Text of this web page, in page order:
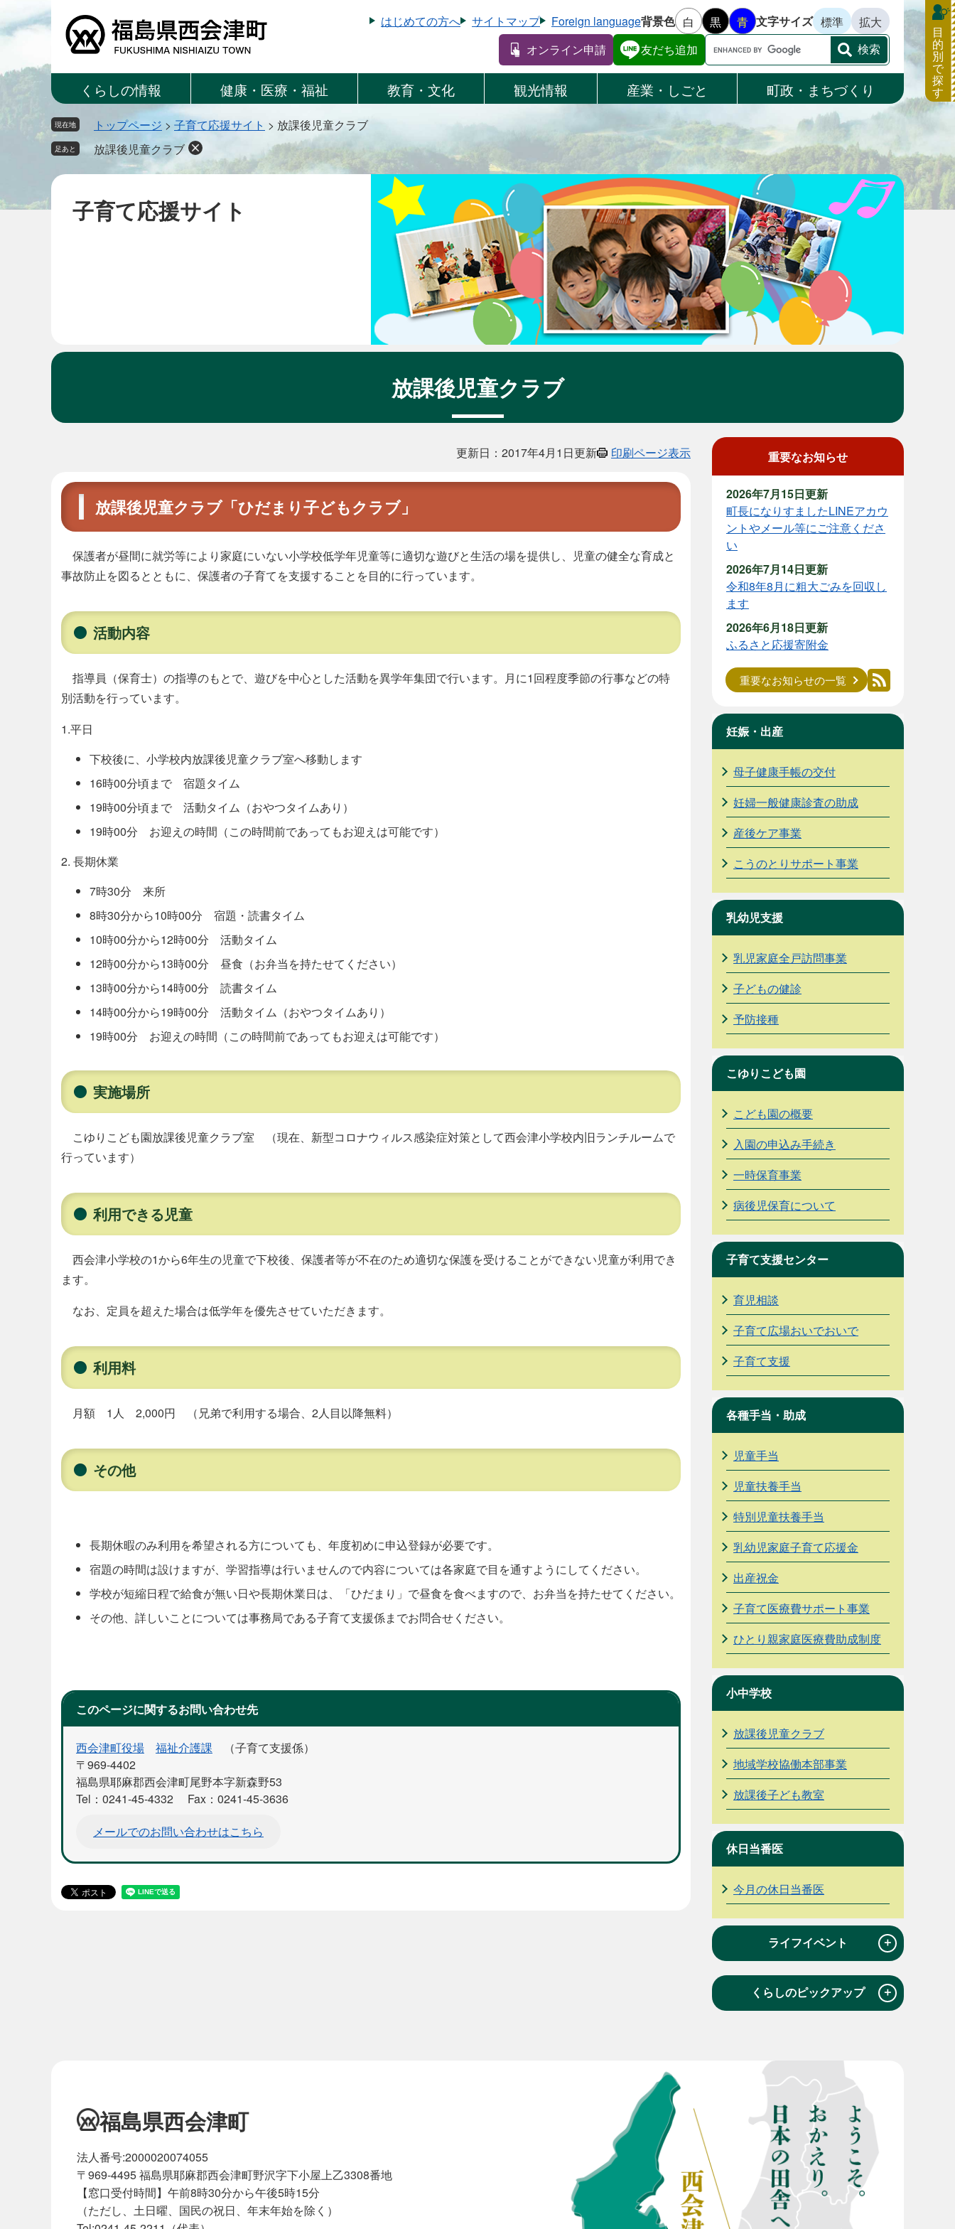
ー
ジ
先
す。
ニ
ュ
を
し
へ
はじめての方へ サイトマップ Foreign language背景色 白 黒 青 文字サイズ 標準
拡大
オンライン申請
友だち追加
Google
カ
ス
検
索
くらしの情報 健康・医療・福祉 教育・文化 観光情報 産業・しごと 町政・まちづくり
目
的
別
で
探
す
現在地 トップページ > 子育て応援サイト > 放課後児童クラブ
足あと 放課後児童クラブ
子育て応援サイト
放課後児童クラブ
更新日：2017年4月1日更新 印刷ページ表示
放課後児童クラブ「ひだまり子どもクラブ」
保護者が昼間に就労等により家庭にいない小学校低学年児童等に適切な遊びと生活の場を提供し、児童の健全な育成と
事故防止を図るとともに、保護者の子育てを支援することを目的に行っています。
活動内容
指導員（保育士）の指導のもとで、遊びを中心とした活動を異学年集団で行います。月に1回程度季節の行事などの特
別活動を行っています。
1.平日
下校後に、小学校内放課後児童クラブ室へ移動します
16時00分頃まで 宿題タイム
19時00分頃まで 活動タイム（おやつタイムあり）
19時00分 お迎えの時間（この時間前であってもお迎えは可能です）
2. 長期休業
7時30分 来所
8時30分から10時00分 宿題・読書タイム
10時00分から12時00分 活動タイム
12時00分から13時00分 昼食（お弁当を持たせてください）
13時00分から14時00分 読書タイム
14時00分から19時00分 活動タイム（おやつタイムあり）
19時00分 お迎えの時間（この時間前であってもお迎えは可能です）
実施場所
こゆりこども園放課後児童クラブ室 （現在、新型コロナウィルス感染症対策として西会津小学校内旧ランチルームで
行っています）
利用できる児童
西会津小学校の1から6年生の児童で下校後、保護者等が不在のため適切な保護を受けることができない児童が利用でき
ます。
なお、定員を超えた場合は低学年を優先させていただきます。
利用料
月額 1人 2,000円 （兄弟で利用する場合、2人目以降無料）
その他
長期休暇のみ利用を希望される方についても、年度初めに申込登録が必要です。
宿題の時間は設けますが、学習指導は行いませんので内容については各家庭で目を通すようにしてください。
学校が短縮日程で給食が無い日や長期休業日は、「ひだまり」で昼食を食べますので、お弁当を持たせてください。
その他、詳しいことについては事務局である子育て支援係までお問合せください。
このページに関するお問い合わせ先
西会津町役場 福祉介護課
子育て支援係
〒969-4402
福島県耶麻郡西会津町尾野本字新森野53
Tel：0241-45-4332
Fax：0241-45-3636
メールでのお問い合わせはこちら
重要なお知らせ
2026年7月15日更新
町長になりすましたLINEアカウ
ントやメール等にご注意くださ
い
2026年7月14日更新
令和8年8月に粗大ごみを回収し
ます
2026年6月18日更新
ふるさと応援寄附金
重要なお知らせの一覧
妊娠・出産
母子健康手帳の交付
妊婦一般健康診査の助成
産後ケア事業
こうのとりサポート事業
乳幼児支援
乳児家庭全戸訪問事業
子どもの健診
予防接種
こゆりこども園
こども園の概要
入園の申込み手続き
一時保育事業
病後児保育について
子育て支援センター
育児相談
子育て広場おいでおいで
子育て支援
各種手当・助成
児童手当
児童扶養手当
特別児童扶養手当
乳幼児家庭子育て応援金
出産祝金
子育て医療費サポート事業
ひとり親家庭医療費助成制度
小中学校
放課後児童クラブ
地域学校協働本部事業
放課後子ども教室
休日当番医
今月の休日当番医
ライフイベント ＋
くらしのピックアップ ＋
福島県西会津町
法人番号:2000020074055
〒969-4495 福島県耶麻郡西会津町野沢字下小屋上乙3308番地
【窓口受付時間】午前8時30分から午後5時15分
（ただし、土日曜、国民の祝日、年末年始を除く）